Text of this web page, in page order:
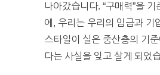
나아갔습니다. “구매력”을
에, 우리는 우리의 임금과 기
스타일이 실은 중산층의 기
다는 사실을 잊고 살게 되었